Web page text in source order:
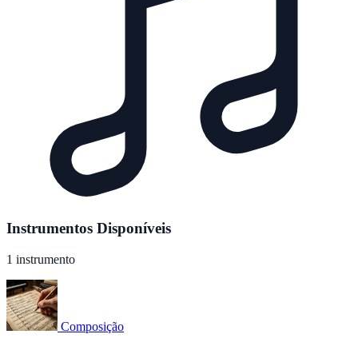
Instrumentos Disponíveis
1 instrumento
Composição